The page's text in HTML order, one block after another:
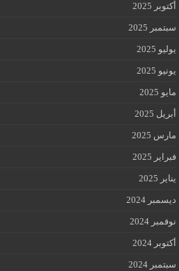
أكتوبر 2025
سبتمبر 2025
يوليو 2025
يونيو 2025
مايو 2025
أبريل 2025
مارس 2025
فبراير 2025
يناير 2025
ديسمبر 2024
نوفمبر 2024
أكتوبر 2024
سبتمبر 2024